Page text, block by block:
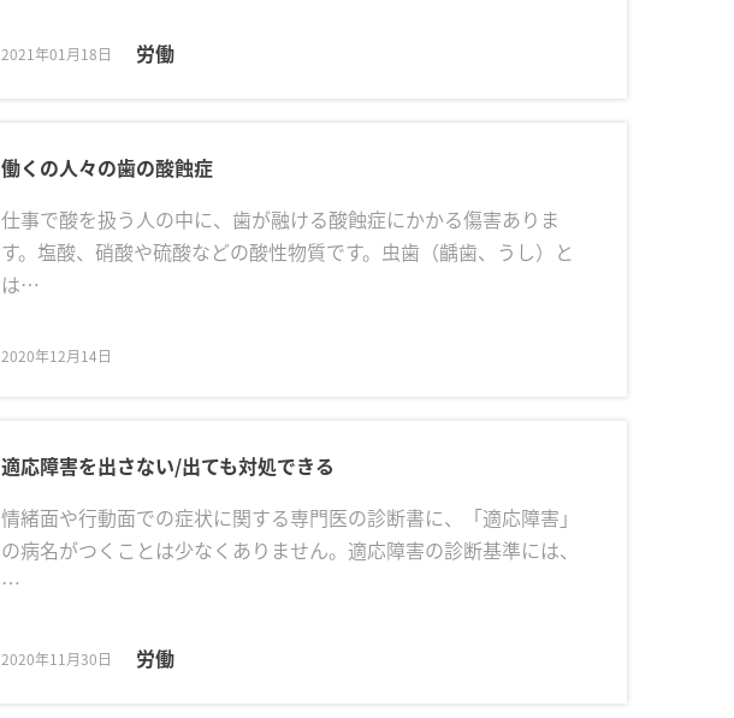
2021年01月18日 労働
働くの人々の歯の酸蝕症
仕事で酸を扱う人の中に、歯が融ける酸蝕症にかかる傷害ありま
す。塩酸、硝酸や硫酸などの酸性物質です。虫歯（齲歯、うし）と
は…
2020年12月14日
適応障害を出さない/出ても対処できる
情緒面や行動面での症状に関する専門医の診断書に、「適応障害」
の病名がつくことは少なくありません。適応障害の診断基準には、
…
2020年11月30日 労働